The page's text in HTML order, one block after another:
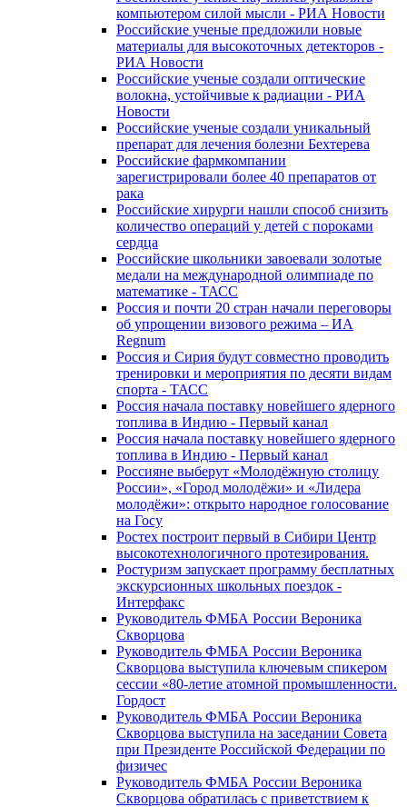
компьютером силой мысли - РИА Новости
Российские ученые предложили новые
материалы для высокоточных детекторов -
РИА Новости
Российские ученые создали оптические
волокна, устойчивые к радиации - РИА
Новости
Российские ученые создали уникальный
препарат для лечения болезни Бехтерева
Российские фармкомпании
зарегистрировали более 40 препаратов от
рака
Российские хирурги нашли способ снизить
количество операций у детей с пороками
сердца
Российские школьники завоевали золотые
медали на международной олимпиаде по
математике - ТАСС
Россия и почти 20 стран начали переговоры
об упрощении визового режима – ИА
Regnum
Россия и Сирия будут совместно проводить
тренировки и мероприятия по десяти видам
спорта - ТАСС
Россия начала поставку новейшего ядерного
топлива в Индию - Первый канал
Россия начала поставку новейшего ядерного
топлива в Индию - Первый канал
Россияне выберут «Молодёжную столицу
России», «Город молодёжи» и «Лидера
молодёжи»: открыто народное голосование
на Госу
Ростех построит первый в Сибири Центр
высокотехнологичного протезирования.
Ростуризм запускает программу бесплатных
экскурсионных школьных поездок -
Интерфакс
Руководитель ФМБА России Вероника
Скворцова
Руководитель ФМБА России Вероника
Скворцова выступила ключевым спикером
сессии «80-летие атомной промышленности.
Гордост
Руководитель ФМБА России Вероника
Скворцова выступила на заседании Совета
при Президенте Российской Федерации по
физичес
Руководитель ФМБА России Вероника
Скворцова обратилась с приветствием к